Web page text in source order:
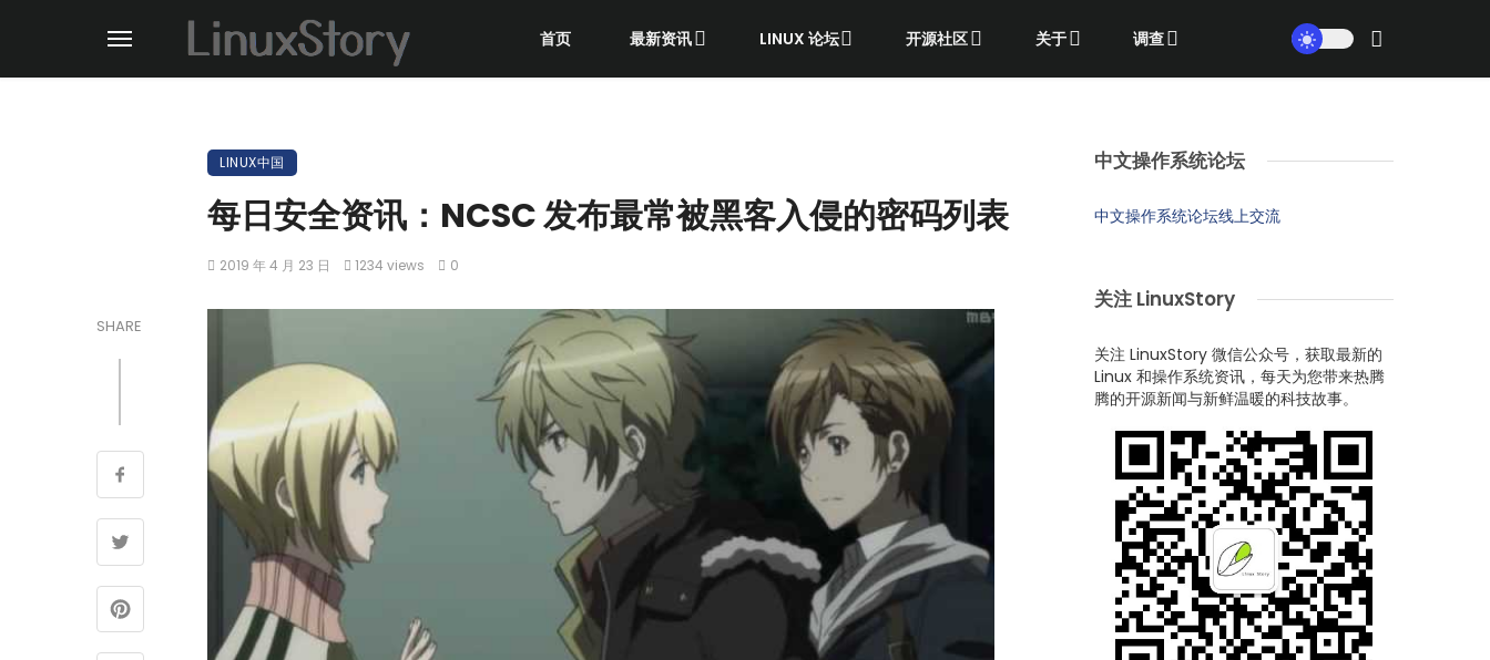
首页 最新资讯 LINUX 论坛 开源社区 关于 调查
LINUX中国
每日安全资讯：NCSC 发布最常被黑客入侵的密码列表
2019 年 4 月 23 日 1234 views 0
SHARE
中文操作系统论坛
中文操作系统论坛线上交流
关注 LinuxStory
关注 LinuxStory 微信公众号，获取最新的
Linux 和操作系统资讯，每天为您带来热腾
腾的开源新闻与新鲜温暖的科技故事。